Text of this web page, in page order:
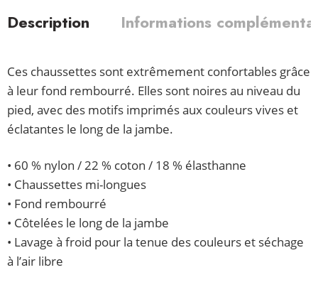
Description Informations
Ces chaussettes sont extrêmement confortables grâce
à leur fond rembourré. Elles sont noires au niveau du
pied, avec des motifs imprimés aux couleurs vives et
éclatantes le long de la jambe.
• 60 % nylon / 22 % coton / 18 % élasthanne
• Chaussettes mi-longues
• Fond rembourré
• Côtelées le long de la jambe
• Lavage à froid pour la tenue des couleurs et séchage
à l’air libre